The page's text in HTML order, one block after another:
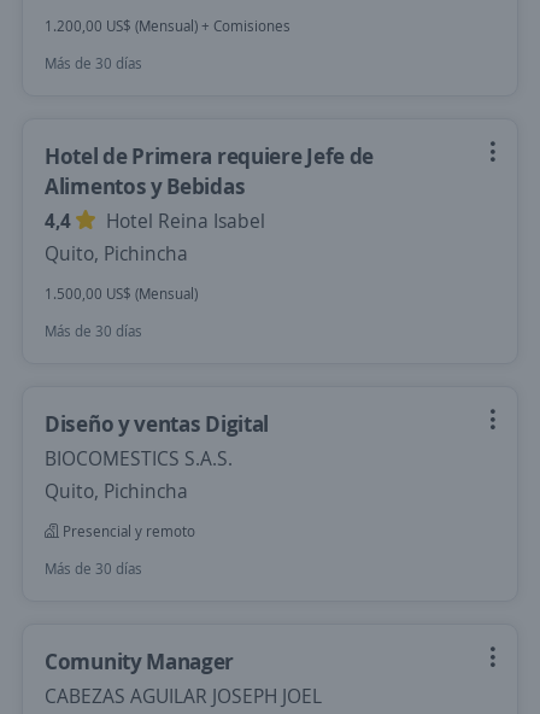
1.200,00 US$ (Mensual) + Comisiones
Más de 30 días
Hotel de Primera requiere Jefe de
Alimentos y Bebidas
4,4
Hotel Reina Isabel
Quito, Pichincha
1.500,00 US$ (Mensual)
Más de 30 días
Diseño y ventas Digital
BIOCOMESTICS S.A.S.
Quito, Pichincha
Presencial y remoto
Más de 30 días
Comunity Manager
CABEZAS AGUILAR JOSEPH JOEL